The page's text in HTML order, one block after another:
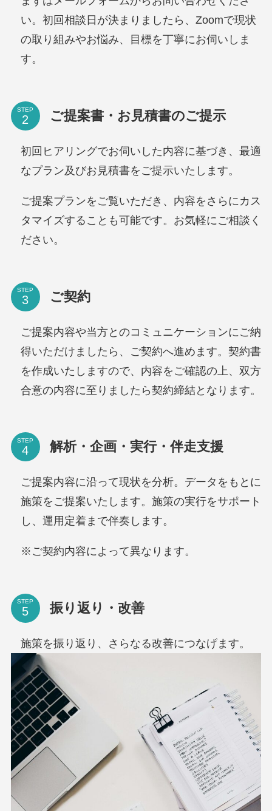
い。初回相談日が決まりましたら、Zoomで現状
の取り組みやお悩み、目標を丁寧にお伺いしま
す。
STEP ご提案書・お見積書のご提示
初回ヒアリングでお伺いした内容に基づき、最適
なプラン及びお見積書をご提示いたします。
ご提案プランをご覧いただき、内容をさらにカス
タマイズすることも可能です。お気軽にご相談く
ださい。
STEP ご契約
ご提案内容や当方とのコミュニケーションにご納
得いただけましたら、ご契約へ進めます。契約書
を作成いたしますので、内容をご確認の上、双方
合意の内容に至りましたら契約締結となります。
STEP 解析・企画・実行・伴走支援
ご提案内容に沿って現状を分析。データをもとに
施策をご提案いたします。施策の実行をサポート
し、運用定着まで伴奏します。
※ご契約内容によって異なります。
STEP 振り返り・改善
施策を振り返り、さらなる改善につなげます。